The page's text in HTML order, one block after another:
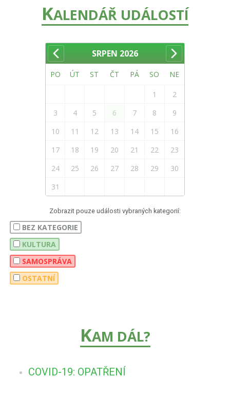
KALENDÁŘ UDÁLOSTÍ
SRPEN 2026
PO ÚT ST ČT PÁ SO NE
1
2
3
4 5 6 7 8
9
10
11 12 13 14 15
16
17
18 19 20 21 22
23
24
25 26 27 28 29
30
31
Zobrazit pouze události vybraných kategorií:
BEZ KATEGORIE
KULTURA
SAMOSPRÁVA
OSTATNÍ
KAM DÁL?
COVID-19: OPATŘENÍ